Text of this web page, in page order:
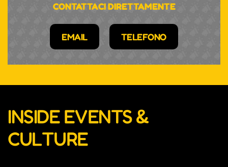
CONTATTACI DIRETTAMENTE
EMAIL TELEFONO
INSIDE EVENTS &
CULTURE